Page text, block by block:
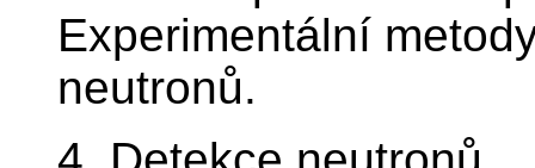
Experimentální
neutronů.